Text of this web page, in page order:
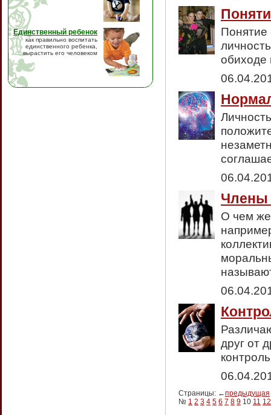
Единственный ребенок
как правильно воспитать
единственного ребенка,
вырастить его человеком
Понятие
обиходе
Члены
О чем же
друг от
Страницы: ←предыдущая
№ 1 2 3 4 5 6 7 8 9 10 11 12